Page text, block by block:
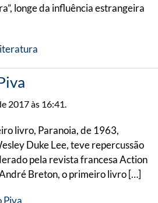
longe da influência estrangeira
2017 às 16:41.
livro, Paranoia, de 1963,
Duke Lee, teve repercussão
pela revista francesa Action
Breton, o primeiro livro […]
Piva